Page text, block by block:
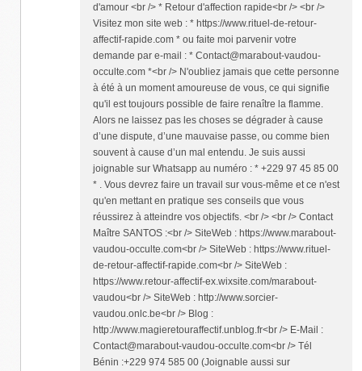
d'amour <br /> * Retour d'affection rapide<br /> <br />
Visitez mon site web : * https://www.rituel-de-retour-
affectif-rapide.com * ou faite moi parvenir votre
demande par e-mail : * Contact@marabout-vaudou-
occulte.com *<br /> N'oubliez jamais que cette personne
à été à un moment amoureuse de vous, ce qui signifie
qu'il est toujours possible de faire renaître la flamme.
Alors ne laissez pas les choses se dégrader à cause
d’une dispute, d’une mauvaise passe, ou comme bien
souvent à cause d’un mal entendu. Je suis aussi
joignable sur Whatsapp au numéro : * +229 97 45 85 00
* . Vous devrez faire un travail sur vous-même et ce n'est
qu'en mettant en pratique ses conseils que vous
réussirez à atteindre vos objectifs. <br /> <br /> Contact
Maître SANTOS :<br /> SiteWeb : https://www.marabout-
vaudou-occulte.com<br /> SiteWeb : https://www.rituel-
de-retour-affectif-rapide.com<br /> SiteWeb :
https://www.retour-affectif-ex.wixsite.com/marabout-
vaudou<br /> SiteWeb : http://www.sorcier-
vaudou.onlc.be<br /> Blog :
http://www.magieretouraffectif.unblog.fr<br /> E-Mail :
Contact@marabout-vaudou-occulte.com<br /> Tél
Bénin :+229 974 585 00 (Joignable aussi sur